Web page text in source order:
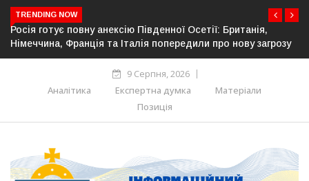
TRENDING NOW
Британія,
нову загрозу
Естонія посилює кордон із Росією:
прикордонної інфраструктури
9 Серпня, 2026
Аналітика
Експертна думка
Матеріали
Позиція